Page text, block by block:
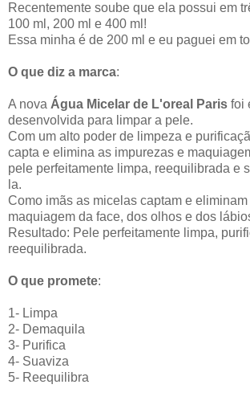
Recentemente soube que ela possui em
100 ml, 200 ml e 400 ml!
Essa minha é de 200 ml e eu paguei em
O que diz a marca:
A nova Água Micelar de L'oreal Paris foi
desenvolvida para limpar a pele.
Com um alto poder de limpeza e
capta e elimina as impurezas e
pele perfeitamente limpa, reequilibrada e
la.
Como imãs as micelas captam e
maquiagem da face, dos olhos e dos
Resultado: Pele perfeitamente limpa,
reequilibrada.
O que promete:
1- Limpa
2- Demaquila
3- Purifica
4- Suaviza
5- Reequilibra